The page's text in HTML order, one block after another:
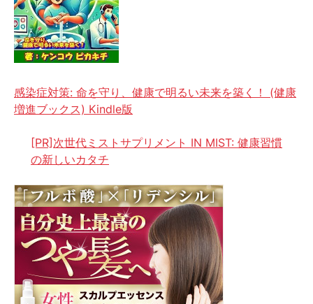
感染症対策: 命を守り、健康で明るい未来を築く！ (健康
増進ブックス) Kindle版
[PR]次世代ミストサプリメント IN MIST: 健康習慣
の新しいカタチ